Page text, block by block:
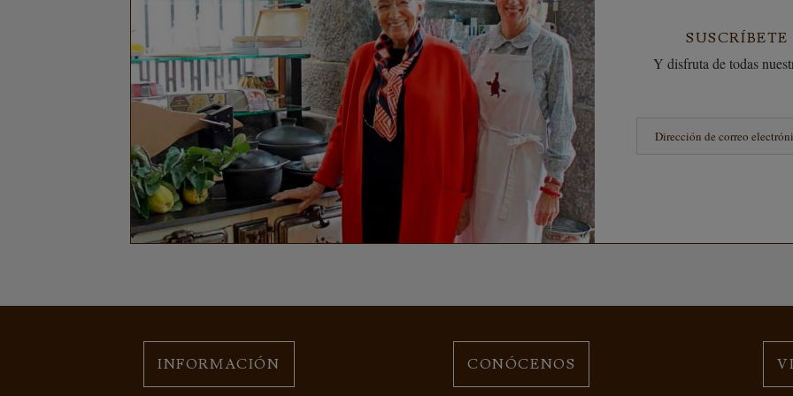
Y disfruta de todas
INFORMACIÓN CONÓCENOS